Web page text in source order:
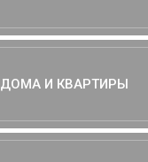
ДОМА И КВАРТИРЫ